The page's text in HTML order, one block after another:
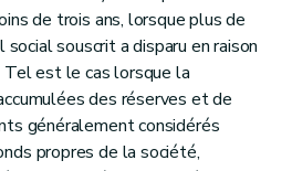
de trois ans, lorsque plus de
souscrit a disparu en raison
est le cas lorsque la
des réserves et de
généralement considérés
propres de la société,